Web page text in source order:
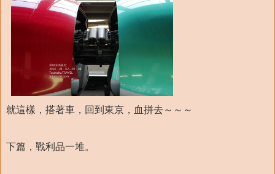
就這樣，搭著車，回到東京，血拼去～～～
下篇，戰利品一堆。